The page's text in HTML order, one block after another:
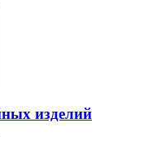
изделий